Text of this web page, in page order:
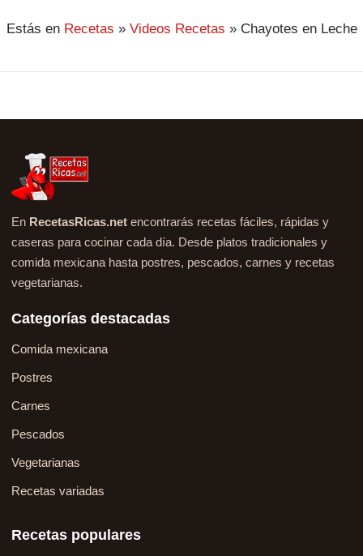
Estás en Recetas » Videos Recetas » Chayotes en Leche
En RecetasRicas.net encontrarás recetas fáciles, rápidas y
caseras para cocinar cada día. Desde platos tradicionales y
comida mexicana hasta postres, pescados, carnes y recetas
vegetarianas.
Categorías destacadas
Comida mexicana
Postres
Carnes
Pescados
Vegetarianas
Recetas variadas
Recetas populares